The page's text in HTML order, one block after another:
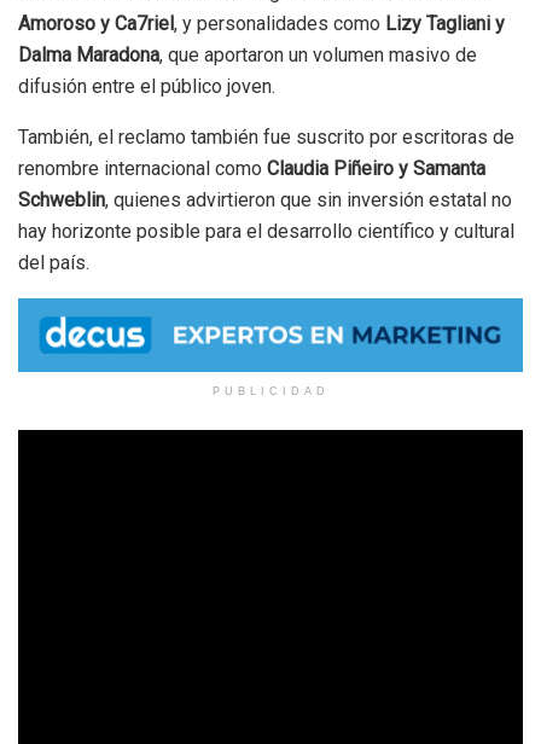
Amoroso y Ca7riel , y personalidades como Lizy Tagliani y
Dalma Maradona, que aportaron un volumen masivo de
difusión entre el público joven.
También, el reclamo también fue suscrito por escritoras de
renombre internacional como Claudia Piñeiro y Samanta
Schweblin, quienes advirtieron que sin inversión estatal no
hay horizonte posible para el desarrollo científico y cultural
del país.
PUBLICIDAD